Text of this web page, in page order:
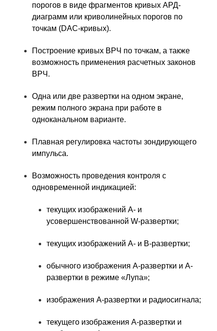
порогов в виде фрагментов кривых АРД-
диаграмм или криволинейных порогов по
точкам (DAC-кривых).
Построение кривых ВРЧ по точкам, а также
возможность применения расчетных законов
ВРЧ.
Одна или две развертки на одном экране,
режим полного экрана при работе в
одноканальном варианте.
Плавная регулировка частоты зондирующего
импульса.
Возможность проведения контроля с
одновременной индикацией:
текущих изображений А- и
усовершенствованной W-развертки;
текущих изображений А- и В-развертки;
обычного изображения А-развертки и А-
развертки в режиме «Лупа»;
изображения А-развертки и радиосигнала;
текущего изображения А-развертки и